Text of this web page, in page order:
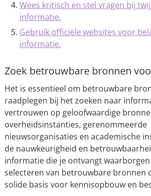
Wees kritisch en stel vragen bij
informatie.
Gebruik officiële websites voor
informatie.
Zoek betrouwbare bronnen
Het is essentieel om betrouwbare
raadplegen bij het zoeken naar
vertrouwen op geloofwaardige
overheidsinstanties, gerenommeerde
nieuwsorganisaties en academische
de nauwkeurigheid en
informatie die je ontvangt
selecteren van betrouwbare bronnen
solide basis voor kennisopbouw en